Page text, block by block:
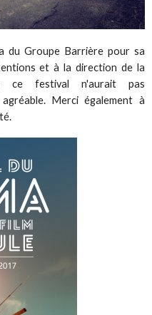
du Groupe Barrière pour sa
et à la direction de la
ce festival n'aurait pas
Merci également à